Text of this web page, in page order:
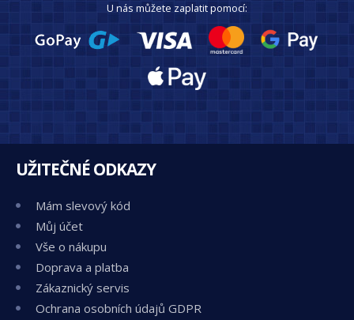
U nás můžete zaplatit pomocí:
UŽITEČNÉ ODKAZY
Mám slevový kód
Můj účet
Vše o nákupu
Doprava a platba
Zákaznický servis
Ochrana osobních údajů GDPR